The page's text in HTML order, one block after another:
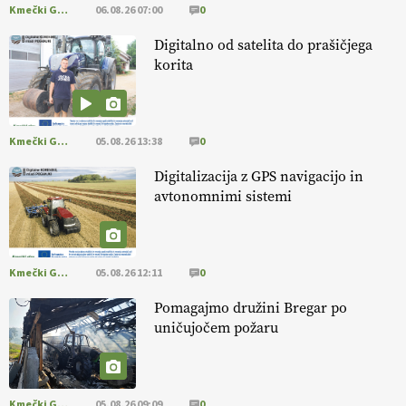
https://t.co/RVG0FzcQN6
14.07.2026
[EKOloško = LOGIČNO
varnost,
okolje in kakovost življenja. VEČ
https://t.co/K0USFPJ5fJ @EUAgri #IMCAP #CAP
https://t.co/vcHhoOixHy
14.07.2026
[EKOloško = LOGIČNO
ampak tudi način njene pridelave
@EUAgri #imcap #cap #blog https://t.co/2sllAmcKwG
[EKOloško = LOGIČNO
Kakovostna ekološka semena in
prilagojene sorte
so temelj uspešne ekološke pridelave.
https://t.co/OQSsax7l8V @EUAgri #IMCAP #CAP
https://t.co/PAL0zlhVia
Kmečki Glas 06.08.26 07:00 0
Digitalno od satelita do prašičjega
korita
Kmečki Glas 05.08.26 13:38 0
Digitalizacija z GPS navigacijo in
avtonomnimi sistemi
Kmečki Glas 05.08.26 12:11 0
Pomagajmo družini Bregar po
uničujočem požaru